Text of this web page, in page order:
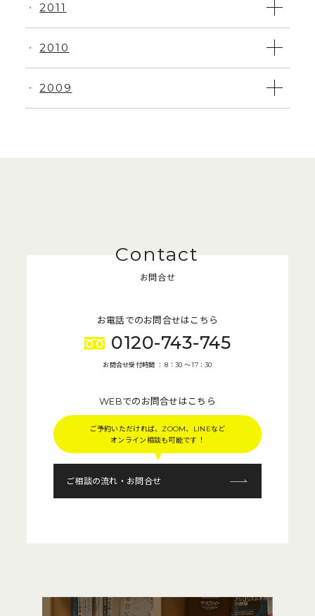
・ 2009
・ 2010
・ 2011
お問合せ
お電話でのお問合せはこちら
0120-743-745
お問合せ受付時間 ： 8：30 〜 17：30
WEBでのお問合せはこちら
ご予約いただければ、ZOOM、LINEなど
オンライン相談も可能です！
ご相談の流れ・お問合せ